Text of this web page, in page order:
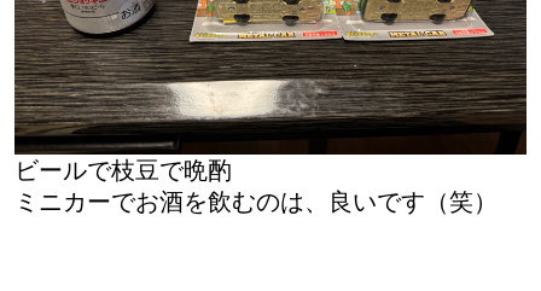
ビールで枝豆で晩酌
ミニカーでお酒を飲むのは、良いです（笑）